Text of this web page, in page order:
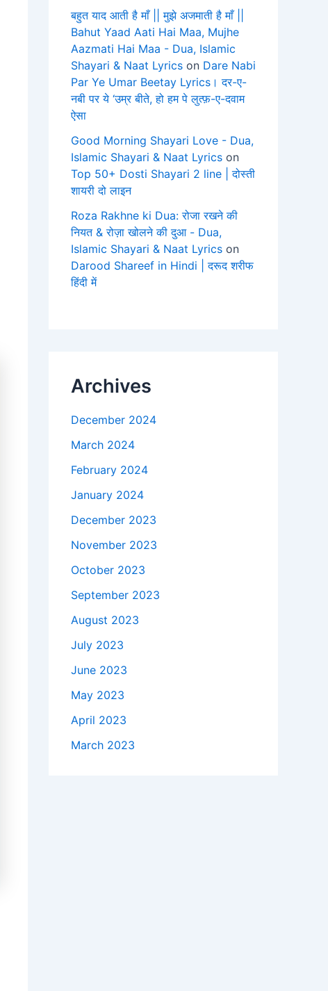
बहुत याद आती है माँ || मुझे अजमाती है माँ ||
Bahut Yaad Aati Hai Maa, Mujhe
Aazmati Hai Maa - Dua, Islamic
Shayari & Naat Lyrics on Dare Nabi
Par Ye Umar Beetay Lyrics। दर-ए-
नबी पर ये ‘उम्र बीते, हो हम पे लुत्फ़-ए-दवाम
ऐसा
Good Morning Shayari Love - Dua,
Islamic Shayari & Naat Lyrics on
Top 50+ Dosti Shayari 2 line | दोस्ती
शायरी दो लाइन
Roza Rakhne ki Dua: रोजा रखने की
नियत & रोज़ा खोलने की दुआ - Dua,
Islamic Shayari & Naat Lyrics on
Darood Shareef in Hindi | दरूद शरीफ
हिंदी में
Archives
December 2024
March 2024
February 2024
January 2024
December 2023
November 2023
October 2023
September 2023
August 2023
July 2023
June 2023
May 2023
April 2023
March 2023